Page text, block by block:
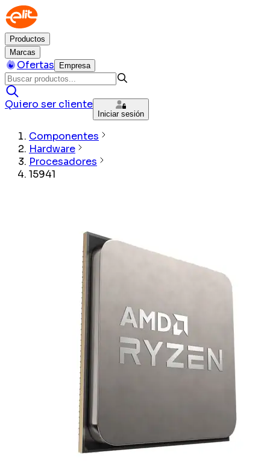
Productos
Marcas
Ofertas Empresa
Quiero ser cliente
Iniciar sesión
Componentes
Hardware
Procesadores
15941